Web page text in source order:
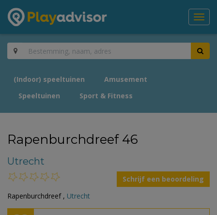
(Indoor) speeltuinen
Amusement
Speeltuinen
Sport & Fitness
Rapenburchdreef 46
Utrecht
Schrijf een beoordeling
Rapenburchdreef , Utrecht